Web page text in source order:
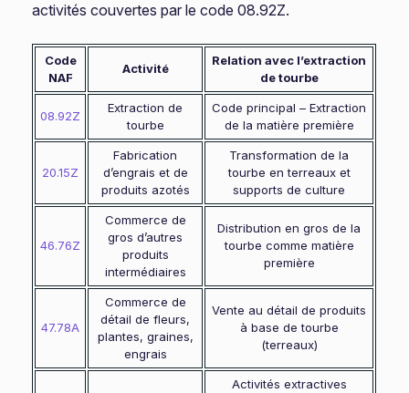
activités couvertes par le code 08.92Z.
Code
NAF
Activité
Relation avec l’extraction
de tourbe
08.92Z
Extraction de
tourbe
Code principal – Extraction
de la matière première
20.15Z
Fabrication
d’engrais et de
produits azotés
Transformation de la
tourbe en terreaux et
supports de culture
46.76Z
Commerce de
gros d’autres
produits
intermédiaires
Distribution en gros de la
tourbe comme matière
première
47.78A
Commerce de
détail de fleurs,
plantes, graines,
engrais
Vente au détail de produits
à base de tourbe
(terreaux)
Activités extractives